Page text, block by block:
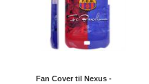
Fan Cover til Nexus -